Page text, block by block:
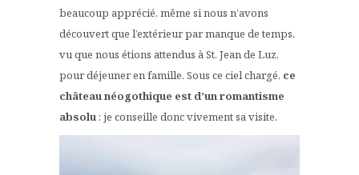
beaucoup apprécié, même si nous n’avons
découvert que l’extérieur par manque de temps,
vu que nous étions attendus à St. Jean de Luz,
pour déjeuner en famille. Sous ce ciel chargé, ce
château néogothique est d’un romantisme
absolu : je conseille donc vivement sa visite.